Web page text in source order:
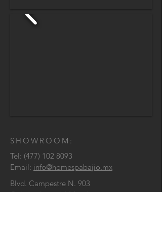
SHOWROOM:
Tel: (477) 102 8093
Email: info@homespabajio.mx
Blvd. Campestre N. 903
Col. Jardines del Moral